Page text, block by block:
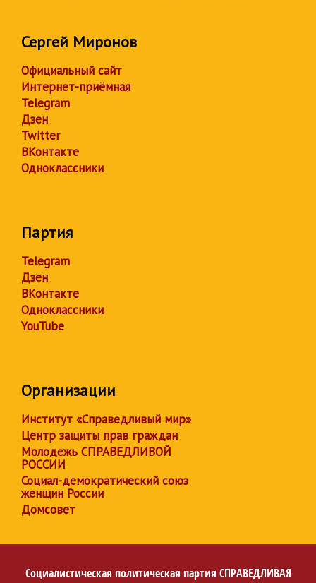
Сергей Миронов
Официальный сайт
Интернет-приёмная
Telegram
Дзен
Twitter
ВКонтакте
Одноклассники
Партия
Telegram
Дзен
ВКонтакте
Одноклассники
YouTube
Организации
Институт «Справедливый мир»
Центр защиты прав граждан
Молодежь СПРАВЕДЛИВОЙ
РОССИИ
Социал-демократический союз
женщин России
Домсовет
Социалистическая политическая партия СПРАВЕДЛИВАЯ